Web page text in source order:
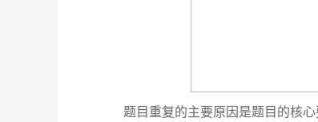
题目重复的主要原因是题目的核